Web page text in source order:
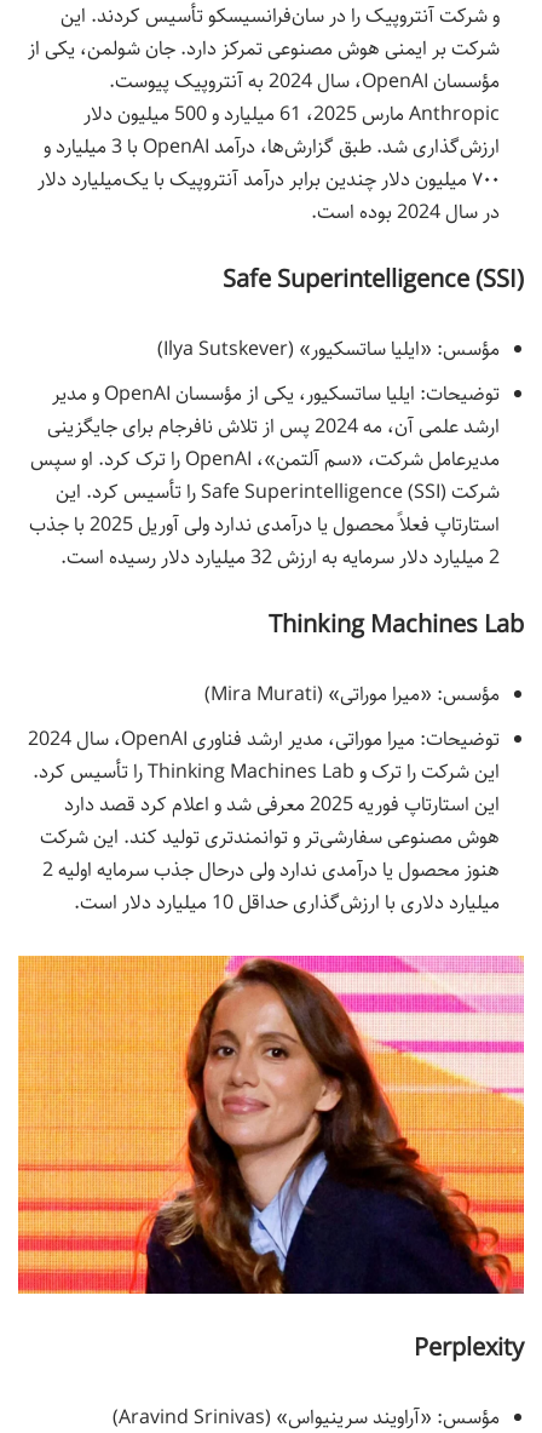
و شرکت آنتروپیک را در سان‌فرانسیسکو تأسیس کردند. این
شرکت بر ایمنی هوش مصنوعی تمرکز دارد. جان شولمن، یکی از
مؤسسان OpenAI، سال 2024 به آنتروپیک پیوست.
Anthropic مارس 2025، 61 میلیارد و 500 میلیون دلار
ارزش‌‌گذاری شد. طبق گزارش‌ها، درآمد OpenAI با 3 میلیارد و
۷۰۰ میلیون دلار چندین برابر درآمد آنتروپیک با یک‌میلیارد دلار
در سال 2024 بوده است.
Safe Superintelligence (SSI)
مؤسس: «ایلیا ساتسکیور» (Ilya Sutskever)
توضیحات: ایلیا ساتسکیور، یکی از مؤسسان OpenAI و مدیر
ارشد علمی آن، مه 2024 پس از تلاش نافرجام برای جایگزینی
مدیرعامل شرکت، «سم آلتمن»، OpenAI را ترک کرد. او سپس
شرکت Safe Superintelligence (SSI) را تأسیس کرد. این
استارتاپ فعلاً محصول یا درآمدی ندارد ولی آوریل 2025 با جذب
2 میلیارد دلار سرمایه به ارزش 32 میلیارد دلار رسیده است.
Thinking Machines Lab
مؤسس: «میرا موراتی» (Mira Murati)
توضیحات: میرا موراتی، مدیر ارشد فناوری OpenAI، سال 2024
این شرکت را ترک و Thinking Machines Lab را تأسیس کرد.
این استارتاپ فوریه 2025 معرفی شد و اعلام کرد قصد دارد
هوش مصنوعی سفارشی‌تر و توانمندتری تولید کند. این شرکت
هنوز محصول یا درآمدی ندارد ولی درحال جذب سرمایه اولیه 2
میلیارد دلاری با ارزش‌گذاری حداقل 10 میلیارد دلار است.
Perplexity
مؤسس: «آراویند سرینیواس» (Aravind Srinivas)